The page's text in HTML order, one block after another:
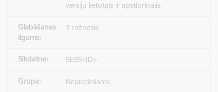
versiju lietotājs ir apstiprinājis.
1 mēnesis
SESS<ID>
Nepieciešams